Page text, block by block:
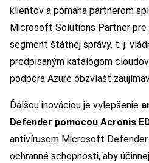
klientov a pomáha partnerom
Microsoft Solutions Partner
segment štátnej správy, t. j.
predpísaným katalógom
podpora Azure obzvlášť
Ďalšou inováciou je vylepšenie
Defender pomocou Acronis
antivírusom Microsoft Defender
ochranné schopnosti, aby